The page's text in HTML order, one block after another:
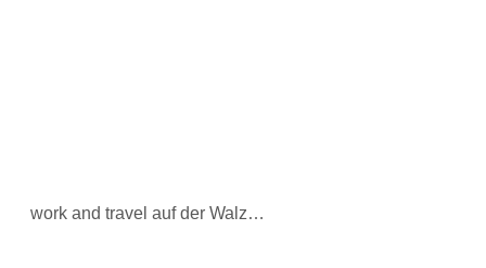
work and travel auf der Walz…